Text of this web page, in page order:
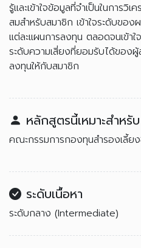
รู้และเข้าใจข้อมูลที่จำเป็นในการวิเ
สมสำหรับสมาชิก เข้าใจระดับขอ
แต่ละแผนการลงทุน ตลอดจนเข้า
ระดับความเสี่ยงที่ยอมรับได้ของ
ลงทุนให้กับสมาชิก
หลักสูตรนี้เหมาะสำหรับ
คณะกรรมการกองทุนสำรองเลี้ย
ระดับเนื้อหา
ระดับกลาง (Intermediate)